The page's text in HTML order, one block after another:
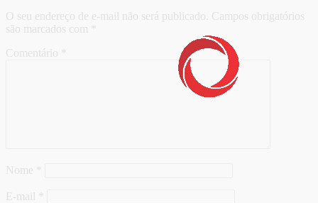
O seu endereço de e-mail não será publicado. Campos obrigatórios
são marcados com
Comentário
Nome
E-mail